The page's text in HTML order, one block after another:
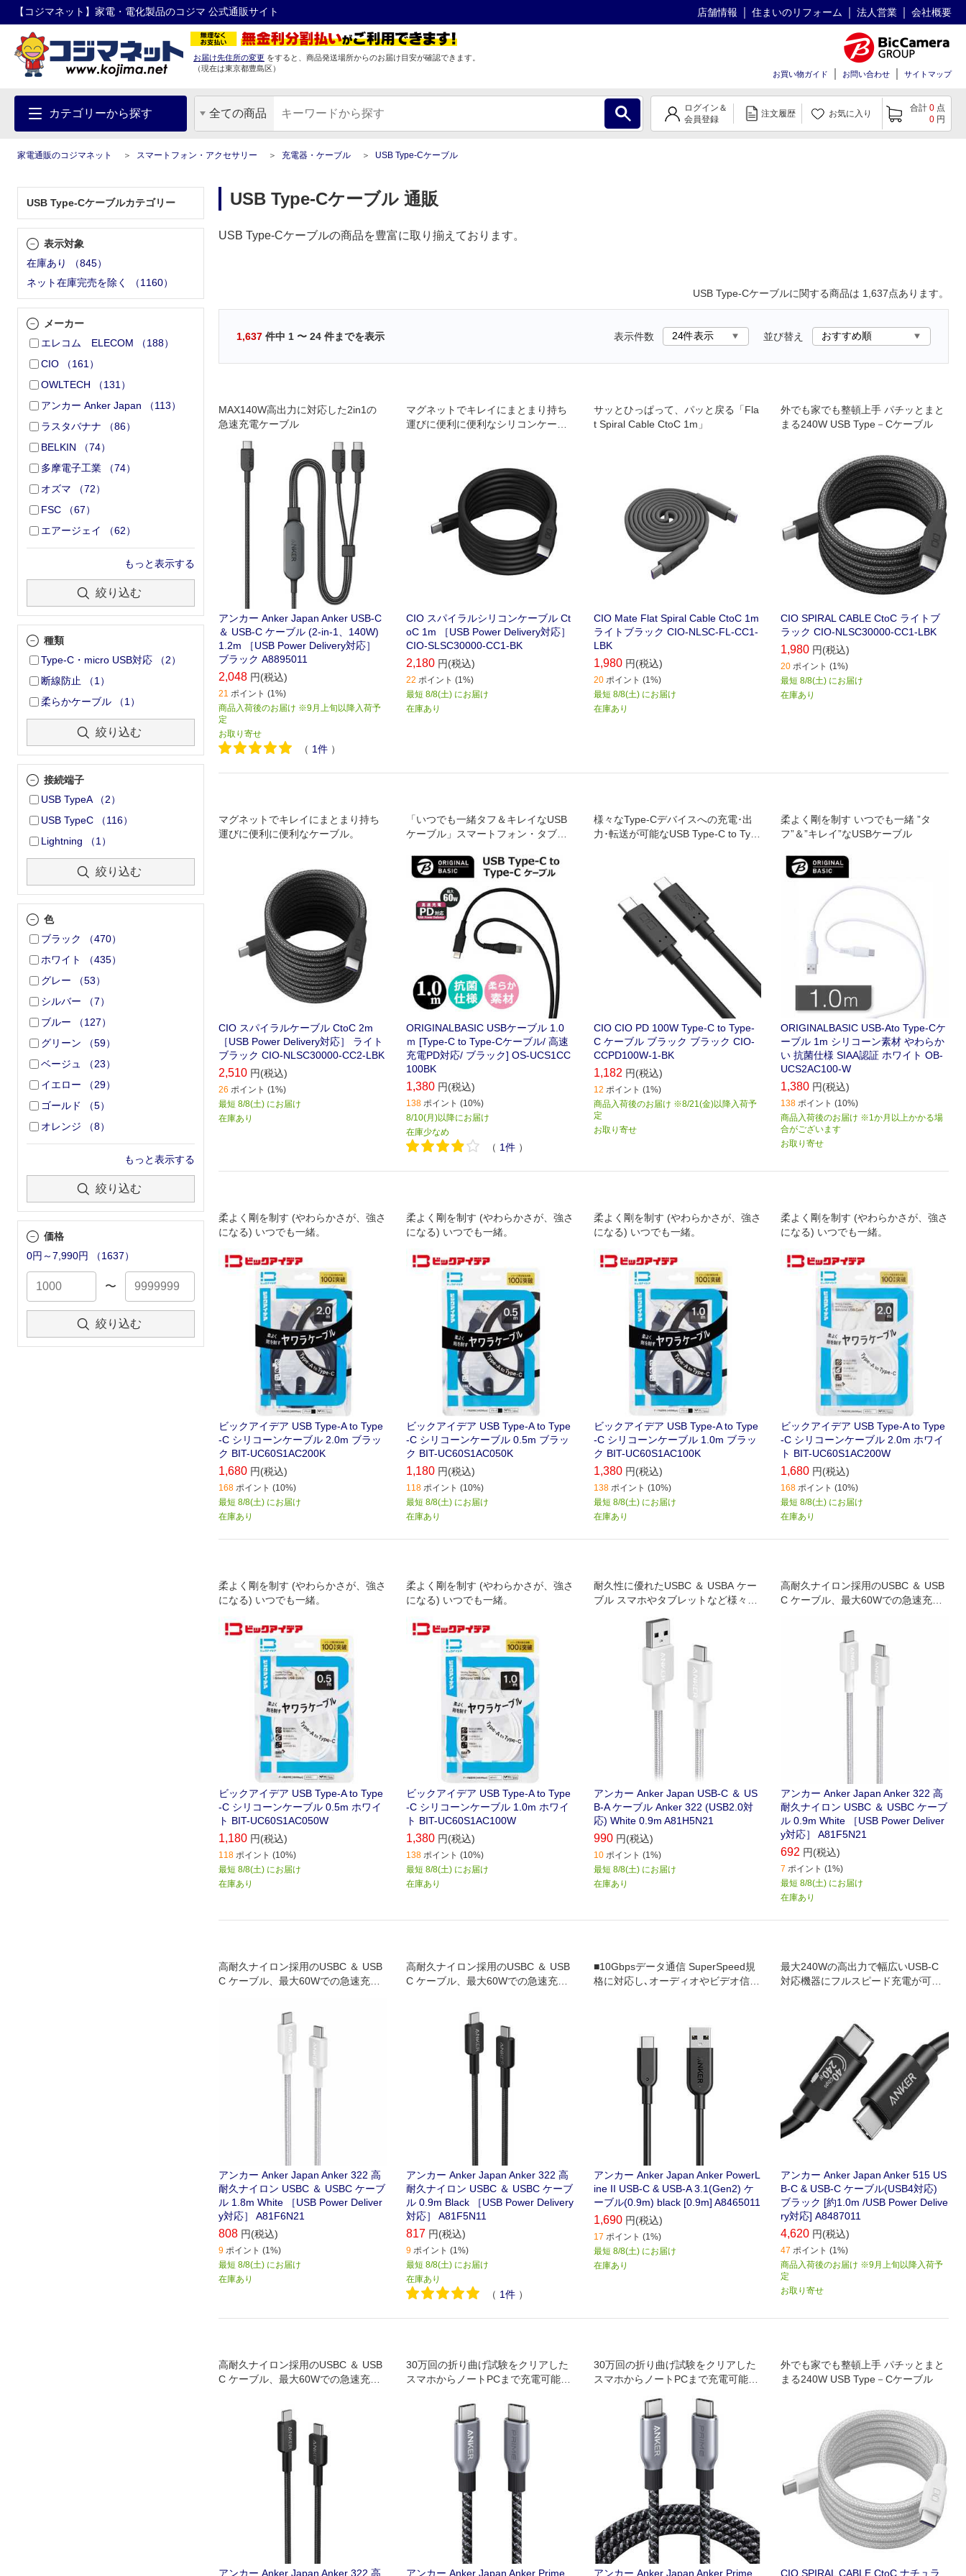
【コジマネット】家電・電化製品のコジマ 公式通販サイト 店舗情報 住まいのリフォーム 法人営業 会社概要
お届け先住所の変更 をすると、商品発送場所からのお届け目安が確認できます。
（現在は東京都豊島区）
お買い物ガイド お問い合わせ サイトマップ
カテゴリーから探す 全ての商品
ログイン＆
会員登録
注文履歴 お気に入り
合計 0 点
0 円
家電通販のコジマネット スマートフォン・アクセサリー 充電器・ケーブル USB Type-Cケーブル
USB Type-Cケーブルカテゴリー
表示対象
在庫あり
（845）
ネット在庫完売を除く
（1160）
メーカー
エレコム ELECOM
（188）
CIO
（161 ）
OWLTECH
（131 ）
アンカー Anker Japan
（113）
ラスタバナナ
（86）
BELKIN
（74）
多摩電子工業
（74）
オズマ
（72）
FSC
（67）
エアージェイ
（62）
もっと表示する
絞り込む
種類
Type-C・micro USB対応
（2）
断線防止
（1 ）
柔らかケーブル
（1 ）
絞り込む
接続端子
USB TypeA
（2）
USB TypeC
（116）
Lightning
（1 ）
絞り込む
色
ブラック
（470）
ホワイト
（435）
グレー
（53）
シルバー
（7）
ブルー
（127）
グリーン
（59）
ベージュ
（23）
イエロー
（29）
ゴールド
（5）
オレンジ
（8）
もっと表示する
絞り込む
価格
0円～7,990円
（1637）
〜
絞り込む
USB Type-Cケーブル 通販
USB Type-Cケーブルの商品を豊富に取り揃えております。
USB Type-Cケーブルに関する商品は 1,637点あります。
1,637 件中 1 〜 24 件までを表示 表示件数 並び替え
MAX140W高出力に対応した2in1の
急速充電ケーブル
アンカー Anker Japan Anker USB-C
＆ USB-C ケーブル (2-in-1、140W)
1.2m ［USB Power Delivery対応］
ブラック A8895011
2,048 円(税込)
21 ポイント (1%)
商品入荷後のお届け ※9月上旬以降入荷予
定
お取り寄せ
（ 1件 ）
マグネットでキレイにまとまり持ち
運びに便利に便利なシリコンケーブ
CIO スパイラルシリコンケーブル Ct
oC 1m ［USB Power Delivery対応］
CIO-SLSC30000-CC1-BK
2,180 円(税込)
22 ポイント (1%)
最短 8/8(土) にお届け
在庫あり
サッとひっぱって、パッと戻る「Fla
t Spiral Cable CtoC 1m」
CIO Mate Flat Spiral Cable CtoC 1m
ライトブラック CIO-NLSC-FL-CC1-
LBK
1,980 円(税込)
20 ポイント (1%)
最短 8/8(土) にお届け
在庫あり
外でも家でも整頓上手 パチッとまと
まる240W USB Type－Cケーブル
CIO SPIRAL CABLE CtoC ライトブ
ラック CIO-NLSC30000-CC1-LBK
1,980 円(税込)
20 ポイント (1%)
最短 8/8(土) にお届け
在庫あり
マグネットでキレイにまとまり持ち
運びに便利に便利なケーブル。
CIO スパイラルケーブル CtoC 2m
［USB Power Delivery対応］ ライト
ブラック CIO-NLSC30000-CC2-LBK
2,510 円(税込)
26 ポイント (1%)
最短 8/8(土) にお届け
在庫あり
「いつでも一緒タフ＆キレイなUSB
ケーブル」スマートフォン・タブレ
能。
ORIGINALBASIC USBケーブル 1.0
ｍ [Type-C to Type-Cケーブル/ 高速
充電PD対応/ ブラック] OS-UCS1CC
100BK
1,380 円(税込)
138 ポイント (10%)
8/10(月)以降にお届け
在庫少なめ
（ 1件 ）
様々なType-Cデバイスへの充電･出
力･転送が可能なUSB Type-C to Typ
CIO CIO PD 100W Type-C to Type-
C ケーブル ブラック ブラック CIO-
CCPD100W-1-BK
1,182 円(税込)
12 ポイント (1%)
商品入荷後のお届け ※8/21(金)以降入荷予
定
お取り寄せ
柔よく剛を制す いつでも一緒 ”タ
フ”＆”キレイ”なUSBケーブル
ORIGINALBASIC USB-Ato Type-Cケ
ーブル 1m シリコーン素材 やわらか
い 抗菌仕様 SIAA認証 ホワイト OB-
UCS2AC100-W
1,380 円(税込)
138 ポイント (10%)
商品入荷後のお届け ※1か月以上かかる場
合がございます
お取り寄せ
柔よく剛を制す (やわらかさが、強さ
になる) いつでも一緒。
ビックアイデア USB Type-A to Type
-C シリコーンケーブル 2.0m ブラッ
ク BIT-UC60S1AC200K
1,680 円(税込)
168 ポイント (10%)
最短 8/8(土) にお届け
在庫あり
柔よく剛を制す (やわらかさが、強さ
になる) いつでも一緒。
ビックアイデア USB Type-A to Type
-C シリコーンケーブル 0.5m ブラッ
ク BIT-UC60S1AC050K
1,180 円(税込)
118 ポイント (10%)
最短 8/8(土) にお届け
在庫あり
柔よく剛を制す (やわらかさが、強さ
になる) いつでも一緒。
ビックアイデア USB Type-A to Type
-C シリコーンケーブル 1.0m ブラッ
ク BIT-UC60S1AC100K
1,380 円(税込)
138 ポイント (10%)
最短 8/8(土) にお届け
在庫あり
柔よく剛を制す (やわらかさが、強さ
になる) いつでも一緒。
ビックアイデア USB Type-A to Type
-C シリコーンケーブル 2.0m ホワイ
ト BIT-UC60S1AC200W
1,680 円(税込)
168 ポイント (10%)
最短 8/8(土) にお届け
在庫あり
柔よく剛を制す (やわらかさが、強さ
になる) いつでも一緒。
ビックアイデア USB Type-A to Type
-C シリコーンケーブル 0.5m ホワイ
ト BIT-UC60S1AC050W
1,180 円(税込)
118 ポイント (10%)
最短 8/8(土) にお届け
在庫あり
柔よく剛を制す (やわらかさが、強さ
になる) いつでも一緒。
ビックアイデア USB Type-A to Type
-C シリコーンケーブル 1.0m ホワイ
ト BIT-UC60S1AC100W
1,380 円(税込)
138 ポイント (10%)
最短 8/8(土) にお届け
在庫あり
耐久性に優れたUSBC ＆ USBA ケー
ブル スマホやタブレットなど様々な
アンカー Anker Japan USB-C ＆ US
B-A ケーブル Anker 322 (USB2.0対
応) White 0.9m A81H5N21
990 円(税込)
10 ポイント (1%)
最短 8/8(土) にお届け
在庫あり
高耐久ナイロン採用のUSBC ＆ USB
C ケーブル、最大60Wでの急速充電
アンカー Anker Japan Anker 322 高
耐久ナイロン USBC ＆ USBC ケーブ
ル 0.9m White ［USB Power Deliver
y対応］ A81F5N21
692 円(税込)
7 ポイント (1%)
最短 8/8(土) にお届け
在庫あり
高耐久ナイロン採用のUSBC ＆ USB
C ケーブル、最大60Wでの急速充電
アンカー Anker Japan Anker 322 高
耐久ナイロン USBC ＆ USBC ケーブ
ル 1.8m White ［USB Power Deliver
y対応］ A81F6N21
808 円(税込)
9 ポイント (1%)
最短 8/8(土) にお届け
在庫あり
高耐久ナイロン採用のUSBC ＆ USB
C ケーブル、最大60Wでの急速充電
アンカー Anker Japan Anker 322 高
耐久ナイロン USBC ＆ USBC ケーブ
ル 0.9m Black ［USB Power Delivery
対応］ A81F5N11
817 円(税込)
9 ポイント (1%)
最短 8/8(土) にお届け
在庫あり
（ 1件 ）
■10Gbpsデータ通信 SuperSpeed規
格に対応し､オーディオやビデオ信号
アンカー Anker Japan Anker PowerL
ine II USB-C & USB-A 3.1(Gen2) ケ
ーブル(0.9m) black [0.9m] A8465011
1,690 円(税込)
17 ポイント (1%)
最短 8/8(土) にお届け
在庫あり
最大240Wの高出力で幅広いUSB-C
対応機器にフルスピード充電が可能
アンカー Anker Japan Anker 515 US
B-C & USB-C ケーブル(USB4対応)
ブラック [約1.0m /USB Power Delive
ry対応] A8487011
4,620 円(税込)
47 ポイント (1%)
商品入荷後のお届け ※9月上旬以降入荷予
定
お取り寄せ
高耐久ナイロン採用のUSBC ＆ USB
C ケーブル、最大60Wでの急速充電
アンカー Anker Japan Anker 322 高
30万回の折り曲げ試験をクリアした
スマホからノートPCまで充電可能な
アンカー Anker Japan Anker Prime
30万回の折り曲げ試験をクリアした
スマホからノートPCまで充電可能な
アンカー Anker Japan Anker Prime
外でも家でも整頓上手 パチッとまと
まる240W USB Type－Cケーブル
CIO SPIRAL CABLE CtoC ナチュラ